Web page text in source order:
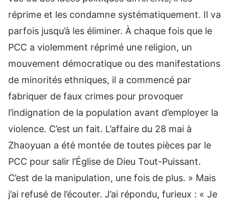
réprime et les condamne systématiquement. Il va
parfois jusqu’à les éliminer. À chaque fois que le
PCC a violemment réprimé une religion, un
mouvement démocratique ou des manifestations
de minorités ethniques, il a commencé par
fabriquer de faux crimes pour provoquer
l’indignation de la population avant d’employer la
violence. C’est un fait. L’affaire du 28 mai à
Zhaoyuan a été montée de toutes pièces par le
PCC pour salir l’Église de Dieu Tout-Puissant.
C’est de la manipulation, une fois de plus. » Mais
j’ai refusé de l’écouter. J’ai répondu, furieux : « Je